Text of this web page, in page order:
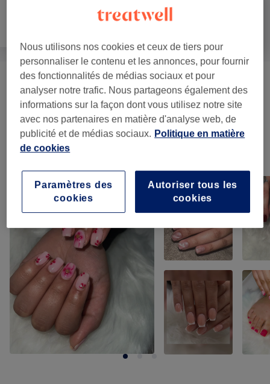
Gommage Du Corps 3) à partir de 39 €
Henné (1) 10 €
Notre travail
Appuyez sur l'image pour voir plus de détails
Nous utilisons nos cookies et ceux de tiers pour
personnaliser le contenu et les annonces, pour fournir
des fonctionnalités de médias sociaux et pour
analyser notre trafic. Nous partageons également des
informations sur la façon dont vous utilisez notre site
avec nos partenaires en matière d'analyse web, de
publicité et de médias sociaux. Politique en matière
de cookies
Autoriser tous les
cookies
Paramètres des
cookies